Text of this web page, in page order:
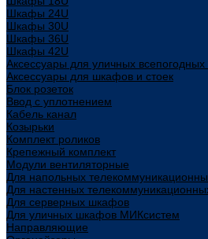
Шкафы 24U
Шкафы 30U
Шкафы 36U
Шкафы 42U
Аксессуары для уличных
Аксессуары для шкафов и стоек
Блок розеток
Ввод с уплотнением
Кабель канал
Козырьки
Комплект роликов
Крепежный комплект
Модули вентиляторные
Для напольных
Для настенных
Для серверных шкафов
Для уличных шкафов МИКсистем
Направляющие